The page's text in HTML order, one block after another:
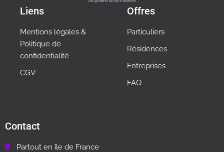
Liens
Mentions légales &
Politique de
confidentialité
CGV
Offres
Particuliers
Résidences
Entreprises
FAQ
Contact
Partout en île de France